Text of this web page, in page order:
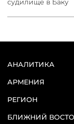
судилище в Баку
АНАЛИТИКА
АРМЕНИЯ
РЕГИОН
БЛИЖНИЙ